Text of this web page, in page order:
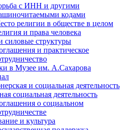
с ИНН и другими
кодами
религии в обществе в целом
и права человека
силовые структуры
и практическое
в Музее им. А.Сахарова
и социальная деятельность
социальная деятельность
о социальном
и культура